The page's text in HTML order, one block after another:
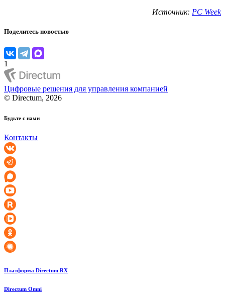
Источник: PC Week
Поделитесь новостью
1
Цифровые решения для управления компанией
© Directum, 2026
Будьте с нами
Контакты
Платформа Directum RX
Directum Omni